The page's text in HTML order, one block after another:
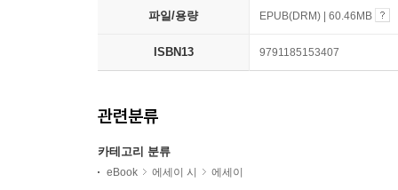
파일/용량 EPUB(DRM) | 60.46MB
ISBN13 9791185153407
관련분류
카테고리 분류
eBook 에세이 시 에세이